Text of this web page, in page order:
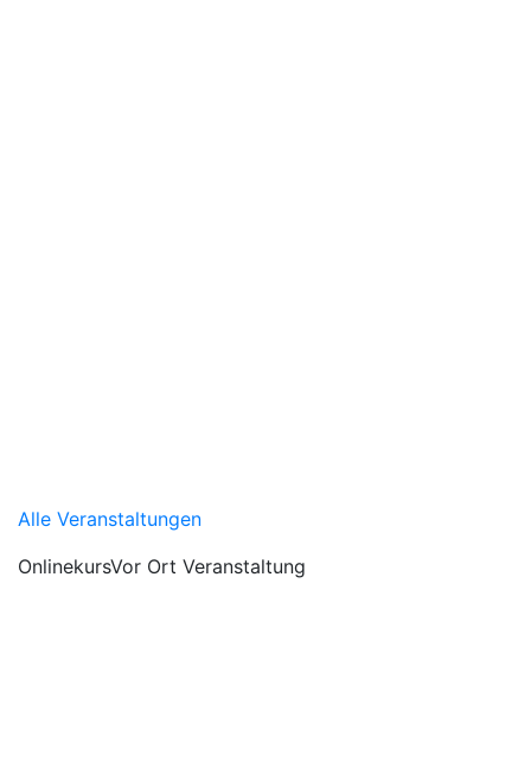
Alle Veranstaltungen
OnlinekursVor Ort Veranstaltung